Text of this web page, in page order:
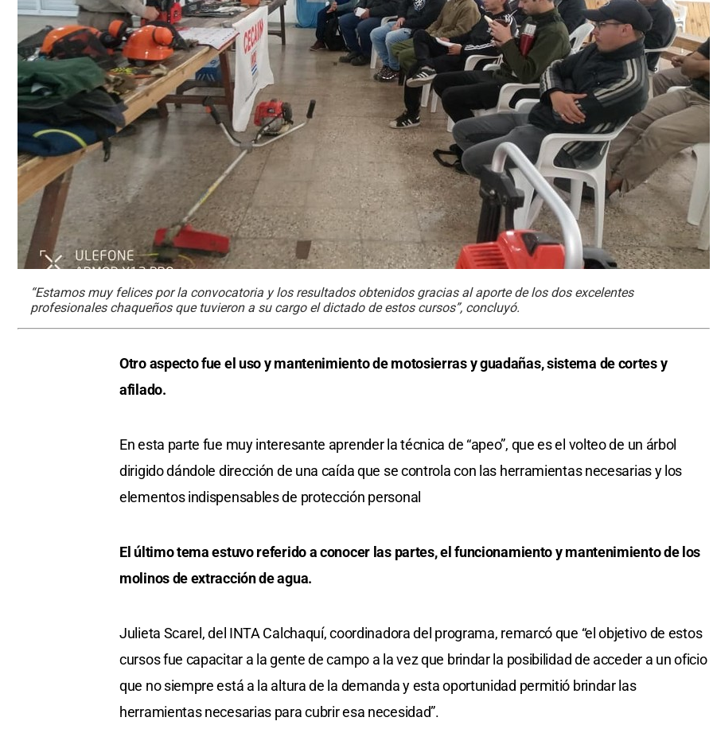
“Estamos muy felices por la convocatoria y los resultados obtenidos gracias al aporte de los dos excelentes
profesionales chaqueños que tuvieron a su cargo el dictado de estos cursos”, concluyó.
Otro aspecto fue el uso y mantenimiento de motosierras y guadañas, sistema de cortes y
afilado.
En esta parte fue muy interesante aprender la técnica de “apeo”, que es el volteo de un árbol
dirigido dándole dirección de una caída que se controla con las herramientas necesarias y los
elementos indispensables de protección personal
El último tema estuvo referido a conocer las partes, el funcionamiento y mantenimiento de los
molinos de extracción de agua.
Julieta Scarel, del INTA Calchaquí, coordinadora del programa, remarcó que “el objetivo de estos
cursos fue capacitar a la gente de campo a la vez que brindar la posibilidad de acceder a un oficio
que no siempre está a la altura de la demanda y esta oportunidad permitió brindar las
herramientas necesarias para cubrir esa necesidad”.